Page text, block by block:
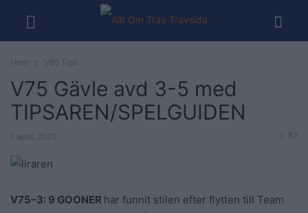
Hem V85 Tips
V75 Gävle avd 3-5 med
TIPSAREN/SPELGUIDEN
1 april, 2021 82
V75–3: 9 GOONER har funnit stilen efter flytten till Team